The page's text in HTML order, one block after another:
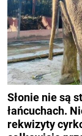
Słonie nie są
łańcuchach.
rekwizyty